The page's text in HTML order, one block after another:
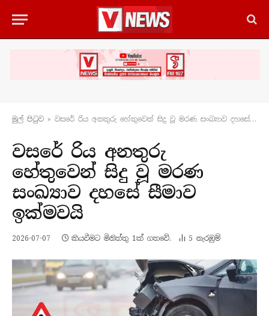
මුල් පිටු​ව » වසරේ රිය අනතුරු හේතුවෙන් සිදු වූ මරණ සංඛ්‍යාව දහසේ සීමාව ඉක්මවයි
වසරේ රිය අනතුරු
හේතුවෙන් සිදු වූ මරණ
සංඛ්‍යාව දහසේ සීමාව
ඉක්මවයි
2026-07-07 කියවීමට මිනිත්තු 1ක් ගතවේ. 5 නැරඹු​ම්